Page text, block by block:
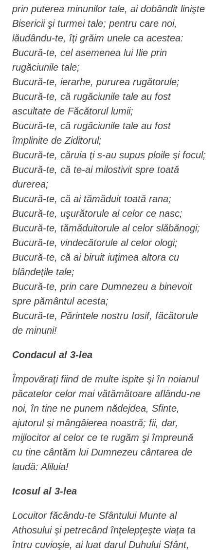
prin puterea minunilor tale, ai dobândit linişte
Bisericii şi turmei tale; pentru care noi,
lăudându-te, îţi grăim unele ca acestea:
Bucură-te, cel asemenea lui Ilie prin
rugăciunile tale;
Bucură-te, ierarhe, pururea rugătorule;
Bucură-te, că rugăciunile tale au fost
ascultate de Făcătorul lumii;
Bucură-te, că rugăciunile tale au fost
împlinite de Ziditorul;
Bucură-te, căruia ţi s-au supus ploile şi focul;
Bucură-te, că te-ai milostivit spre toată
durerea;
Bucură-te, că ai tămăduit toată rana;
Bucură-te, uşurătorule al celor ce nasc;
Bucură-te, tămăduitorule al celor slăbănogi;
Bucură-te, vindecătorule al celor ologi;
Bucură-te, că ai biruit iuţimea altora cu
blândeţile tale;
Bucură-te, prin care Dumnezeu a binevoit
spre pământul acesta;
Bucură-te, Părintele nostru Iosif, făcătorule
de minuni!
Condacul al 3-lea
Împovăraţi fiind de multe ispite şi în noianul
păcatelor celor mai vătămătoare aflându-ne
noi, în tine ne punem nădejdea, Sfinte,
ajutorul şi mângâierea noastră; fii, dar,
mijlocitor al celor ce te rugăm şi împreună
cu tine cântăm lui Dumnezeu cântarea de
laudă: Aliluia!
Icosul al 3-lea
Locuitor făcându-te Sfântului Munte al
Athosului şi petrecând înţelepţeşte viaţa ta
întru cuvioşie, ai luat darul Duhului Sfânt,